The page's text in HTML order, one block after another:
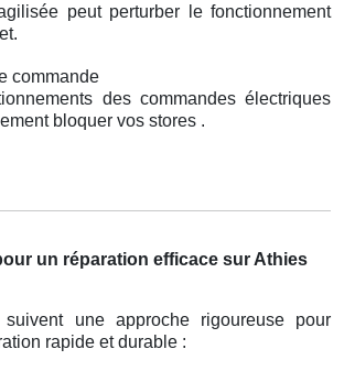
peut perturber le fonctionnement
commande
des commandes électriques
bloquer vos stores .
un réparation efficace sur Athies
suivent une approche rigoureuse pour
rapide et durable :